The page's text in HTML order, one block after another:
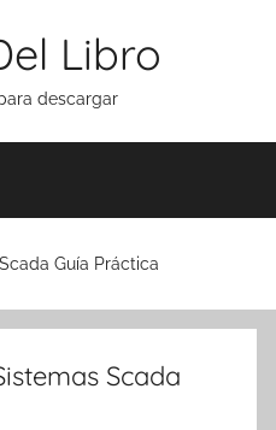
Libro
descargar
Guía Práctica
Scada